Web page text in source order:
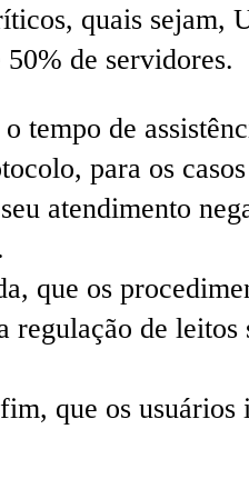
quais sejam,
de servidores.
tempo de
para os
atendimento
que os
regulação de leitos
que os usuários